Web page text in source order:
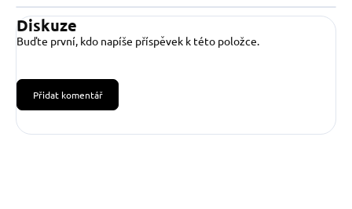
Diskuze
Buďte první, kdo napíše příspěvek k této položce.
Přidat komentář